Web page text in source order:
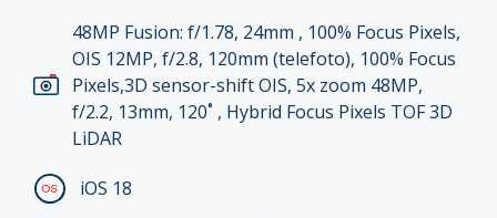
48MP Fusion: f/1.78, 24mm , 100% Focus Pixels,
OIS 12MP, f/2.8, 120mm (telefoto), 100% Focus
Pixels,3D sensor-shift OIS, 5x zoom 48MP,
f/2.2, 13mm, 120˚ , Hybrid Focus Pixels TOF 3D
LiDAR
iOS 18